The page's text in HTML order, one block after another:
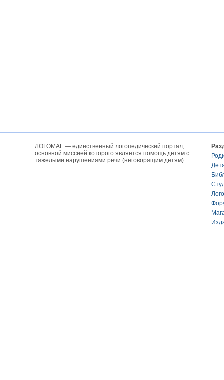
ЛОГОМАГ — единственный логопедический портал,
основной миссией которого является помощь детям с
тяжелыми нарушениями речи (неговорящим детям).